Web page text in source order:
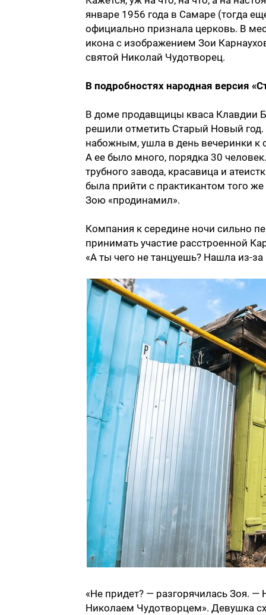
январе 1956 года в Самаре (тогда
официально признала церковь. В
икона с изображением Зои
святой Николай Чудотворец.
В подробностях народная версия
В доме продавщицы кваса Клавдии
решили отметить Старый Новый
набожным, ушла в день вечеринки к
А ее было много, порядка 30
трубного завода, красавица и
была прийти с практикантом того
Зою «продинамил».
Компания к середине ночи сильно
принимать участие расстроенной
«А ты чего не танцуешь? Нашла из-
«Не придет? — разгорячилась Зоя. —
Николаем Чудотворцем». Девушка